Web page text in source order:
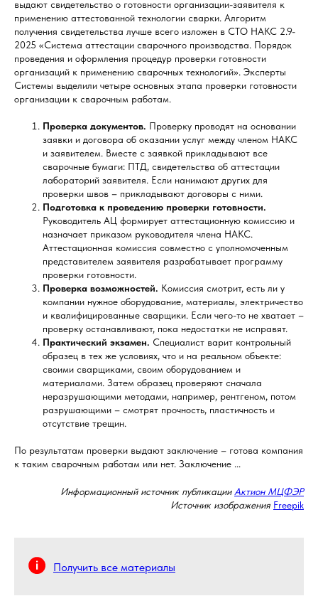
выдают свидетельство о готовности организации-заявителя к
применению аттестованной технологии сварки. Алгоритм
получения свидетельства лучше всего изложен в СТО НАКС 2.9-
2025 «Система аттестации сварочного производства. Порядок
проведения и оформления процедур проверки готовности
организаций к применению сварочных технологий». Эксперты
Системы выделили четыре основных этапа проверки готовности
организации к сварочным работам.
Проверка документов. Проверку проводят на основании
заявки и договора об оказании услуг между членом НАКС
и заявителем. Вместе с заявкой прикладывают все
сварочные бумаги: ПТД, свидетельства об аттестации
лабораторий заявителя. Если нанимают других для
проверки швов – прикладывают договоры с ними.
Подготовка к проведению проверки готовности.
Руководитель АЦ формирует аттестационную комиссию и
назначает приказом руководителя члена НАКС.
Аттестационная комиссия совместно с уполномоченным
представителем заявителя разрабатывает программу
проверки готовности.
Проверка возможностей. Комиссия смотрит, есть ли у
компании нужное оборудование, материалы, электричество
и квалифицированные сварщики. Если чего-то не хватает –
проверку останавливают, пока недостатки не исправят.
Практический экзамен. Специалист варит контрольный
образец в тех же условиях, что и на реальном объекте:
своими сварщиками, своим оборудованием и
материалами. Затем образец проверяют сначала
неразрушающими методами, например, рентгеном, потом
разрушающими – смотрят прочность, пластичность и
отсутствие трещин.
По результатам проверки выдают заключение – готова компания
к таким сварочным работам или нет. Заключение ...
Информационный источник публикации Актион МЦФЭР
Источник изображения Freepik
Получить все материалы